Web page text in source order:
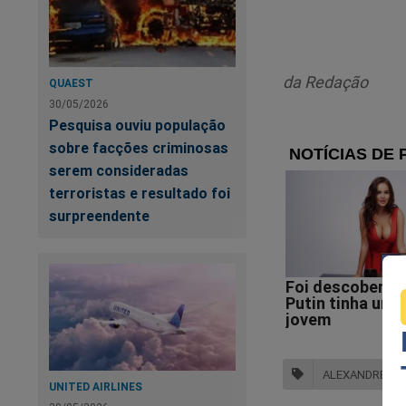
QUAEST
30/05/2026
Pesquisa ouviu população
sobre facções criminosas
serem consideradas
terroristas e resultado foi
surpreendente
UNITED AIRLINES
Nas interações
poderá ser
comunicados à
busca preservar
midiático entre os
De acordo com
articulações por
Executivo que
O desespero é
A "conta" está
parlamentares,
da Redação
ALEXANDRE